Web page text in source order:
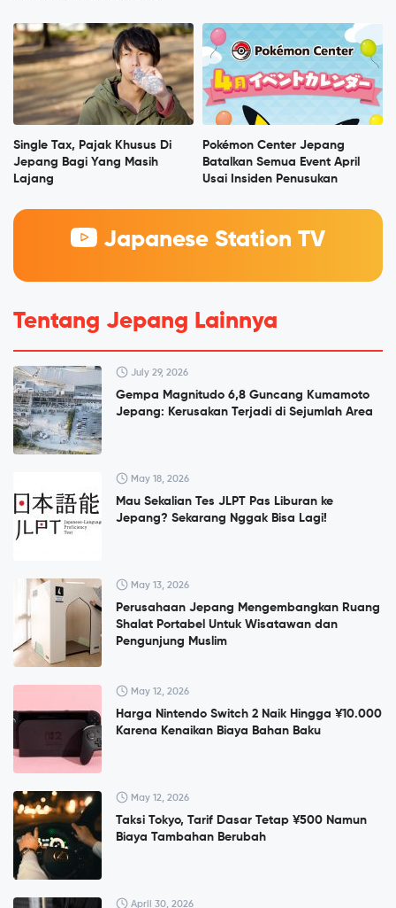
Single Tax, Pajak Khusus Di
Jepang Bagi Yang Masih
Lajang
Pokémon Center Jepang
Batalkan Semua Event April
Usai Insiden Penusukan
Japanese Station TV
Tentang Jepang Lainnya
July 29, 2026
Gempa Magnitudo 6,8 Guncang Kumamoto
Jepang: Kerusakan Terjadi di Sejumlah Area
May 18, 2026
Mau Sekalian Tes JLPT Pas Liburan ke
Jepang? Sekarang Nggak Bisa Lagi!
May 13, 2026
Perusahaan Jepang Mengembangkan Ruang
Shalat Portabel Untuk Wisatawan dan
Pengunjung Muslim
May 12, 2026
Harga Nintendo Switch 2 Naik Hingga ¥10.000
Karena Kenaikan Biaya Bahan Baku
May 12, 2026
Taksi Tokyo, Tarif Dasar Tetap ¥500 Namun
Biaya Tambahan Berubah
April 30, 2026